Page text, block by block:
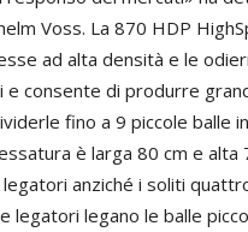
Voss. La 870 HDP
ad alta densità e le
e consente di produrre
fino a 9 piccole balle
è larga 80 cm e alta
anziché i soliti
legatori legano le balle